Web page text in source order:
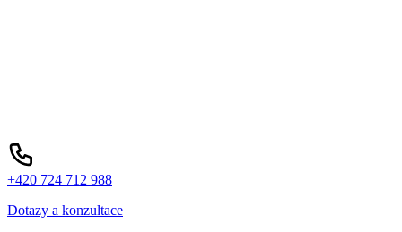
+420 724 712 988
Dotazy a konzultace